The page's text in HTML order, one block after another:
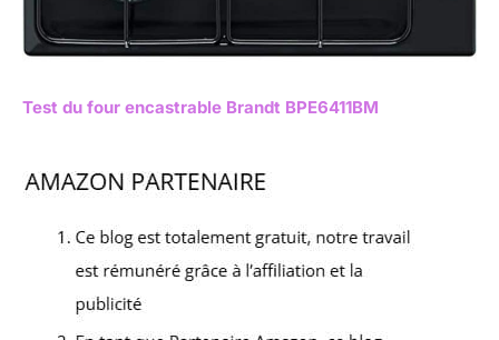
Test du four encastrable Brandt BPE6411BM